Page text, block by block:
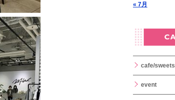
« 7月
cafe/sweets
event